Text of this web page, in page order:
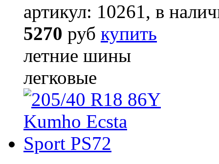
артикул: 10261, в
5270 руб купить
летние шины
легковые